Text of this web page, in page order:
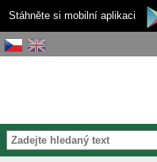
Stáhněte si mobilní aplikaci